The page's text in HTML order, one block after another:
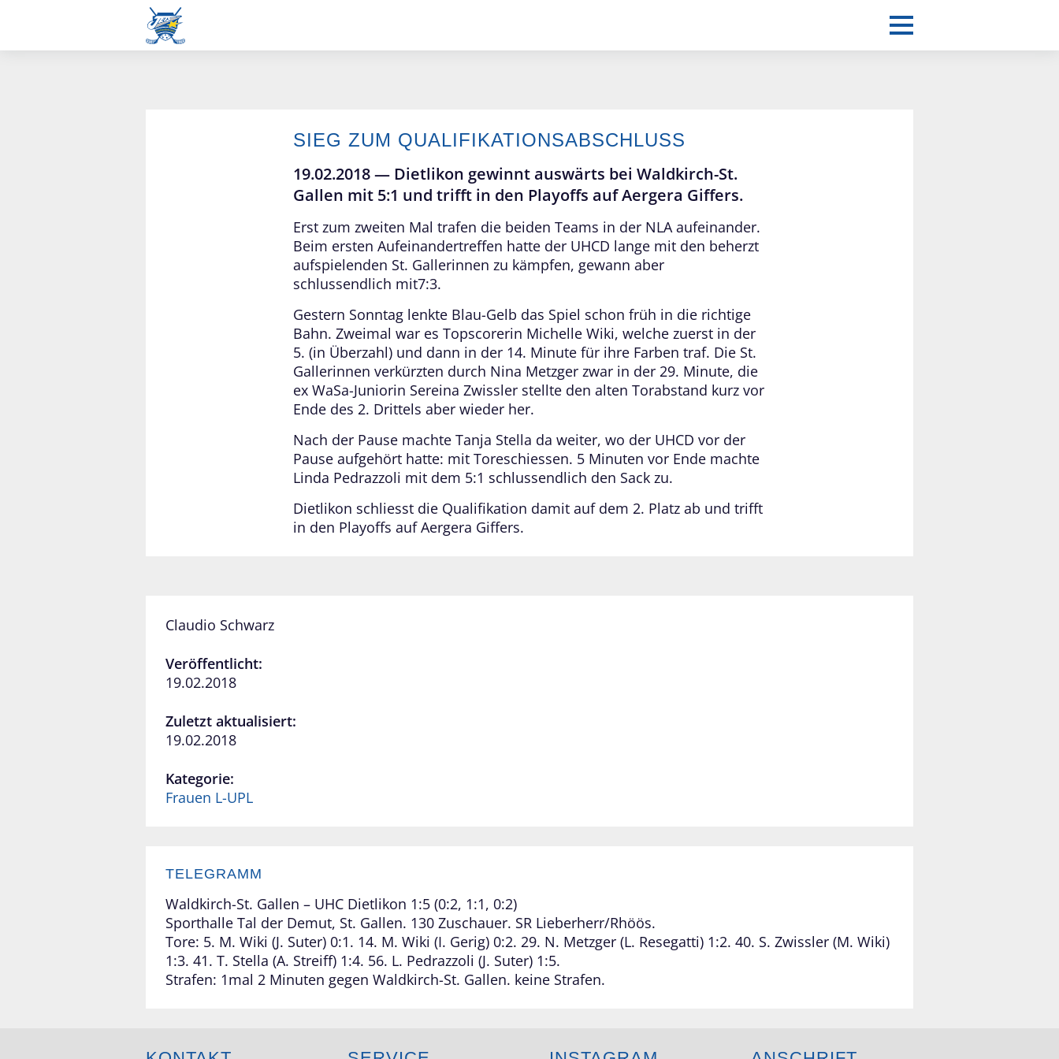
SIEG ZUM QUALIFIKATIONSABSCHLUSS
19.02.2018 — Dietlikon gewinnt auswärts bei Waldkirch-St.
Gallen mit 5:1 und trifft in den Playoffs auf Aergera Giffers.
Erst zum zweiten Mal trafen die beiden Teams in der NLA aufeinander.
Beim ersten Aufeinandertreffen hatte der UHCD lange mit den beherzt
aufspielenden St. Gallerinnen zu kämpfen, gewann aber
schlussendlich mit7:3.
Gestern Sonntag lenkte Blau-Gelb das Spiel schon früh in die richtige
Bahn. Zweimal war es Topscorerin Michelle Wiki, welche zuerst in der
5. (in Überzahl) und dann in der 14. Minute für ihre Farben traf. Die St.
Gallerinnen verkürzten durch Nina Metzger zwar in der 29. Minute, die
ex WaSa-Juniorin Sereina Zwissler stellte den alten Torabstand kurz vor
Ende des 2. Drittels aber wieder her.
Nach der Pause machte Tanja Stella da weiter, wo der UHCD vor der
Pause aufgehört hatte: mit Toreschiessen. 5 Minuten vor Ende machte
Linda Pedrazzoli mit dem 5:1 schlussendlich den Sack zu.
Dietlikon schliesst die Qualifikation damit auf dem 2. Platz ab und trifft
in den Playoffs auf Aergera Giffers.
Claudio Schwarz
Veröffentlicht:
19.02.2018
Zuletzt aktualisiert:
19.02.2018
Kategorie:
Frauen L-UPL
TELEGRAMM
Waldkirch-St. Gallen – UHC Dietlikon 1:5 (0:2, 1:1, 0:2)
Sporthalle Tal der Demut, St. Gallen. 130 Zuschauer. SR Lieberherr/Rhöös.
Tore: 5. M. Wiki (J. Suter) 0:1. 14. M. Wiki (I. Gerig) 0:2. 29. N. Metzger (L. Resegatti) 1:2. 40. S. Zwissler (M. Wiki)
1:3. 41. T. Stella (A. Streiff) 1:4. 56. L. Pedrazzoli (J. Suter) 1:5.
Strafen: 1mal 2 Minuten gegen Waldkirch-St. Gallen. keine Strafen.